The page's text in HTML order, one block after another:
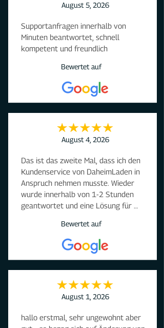
August 5, 2026
Supportanfragen innerhalb von
Minuten beantwortet, schnell
kompetent und freundlich
Bewertet auf
August 4, 2026
Das ist das zweite Mal, dass ich den
Kundenservice von DaheimLaden in
Anspruch nehmen musste. Wieder
wurde innerhalb von 1-2 Stunden
geantwortet und eine Lösung für
Bewertet auf
August 1, 2026
hallo erstmal, sehr ungewohnt aber